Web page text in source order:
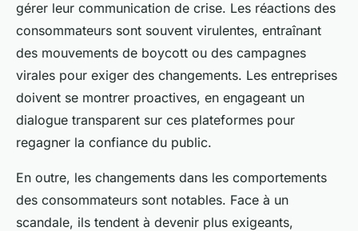
gérer leur communication de crise. Les réactions des
consommateurs sont souvent virulentes, entraînant
des mouvements de boycott ou des campagnes
virales pour exiger des changements. Les entreprises
doivent se montrer proactives, en engageant un
dialogue transparent sur ces plateformes pour
regagner la confiance du public.
En outre, les changements dans les comportements
des consommateurs sont notables. Face à un
scandale, ils tendent à devenir plus exigeants,